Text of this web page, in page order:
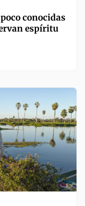
conocidas
espíritu